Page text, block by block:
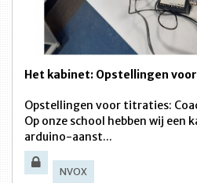
Het kabinet: Opstellingen
Opstellingen voor titraties:
Op onze school hebben wij een
arduino-aanst...
NVOX